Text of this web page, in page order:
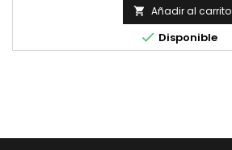
 Añadir al carrito
 Disponible